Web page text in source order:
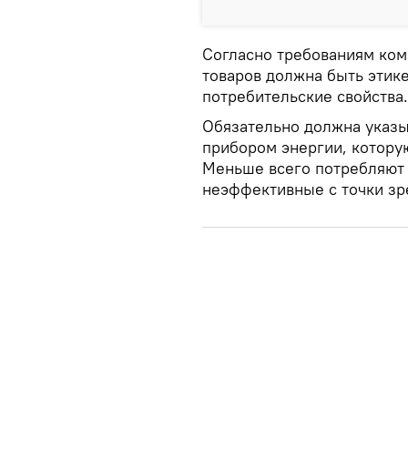
Согласно требованиям
товаров должна быть
потребительские свойства.
Обязательно должна
прибором энергии,
Меньше всего
неэффективные с точки